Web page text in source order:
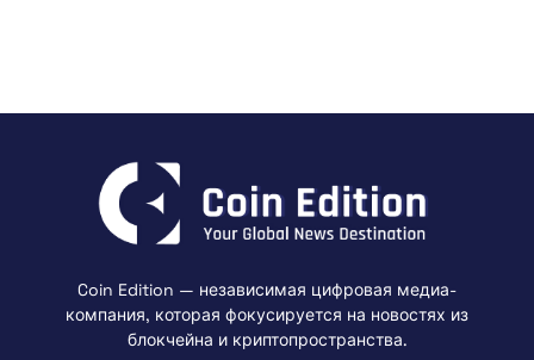
Coin Edition — независимая цифровая медиа-
компания, которая фокусируется на новостях из
блокчейна и криптопространства.